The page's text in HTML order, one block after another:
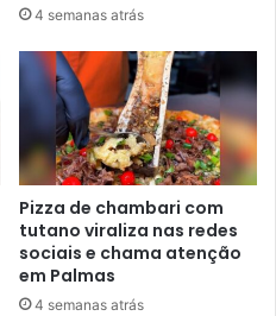
4 semanas atrás
Pizza de chambari com
tutano viraliza nas redes
sociais e chama atenção
em Palmas
4 semanas atrás